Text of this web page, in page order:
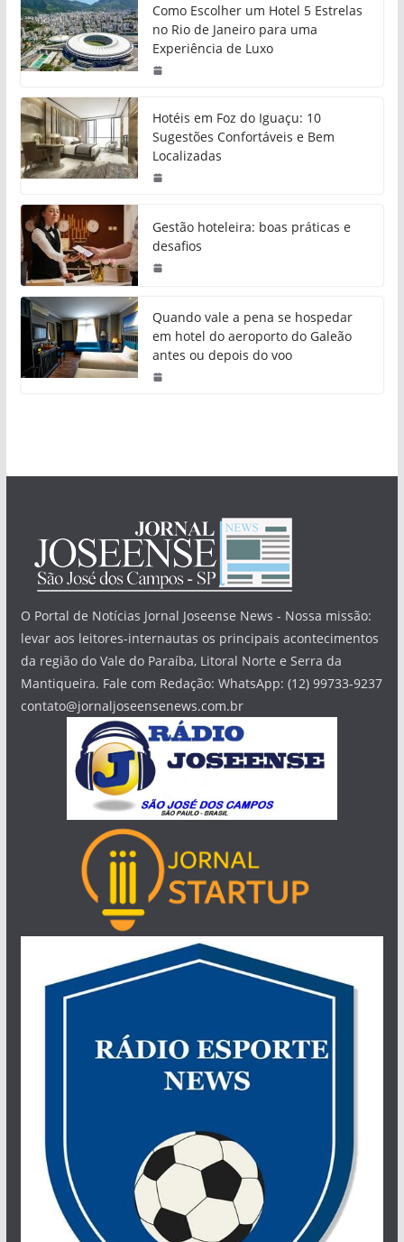
Como Escolher um Hotel 5 Estrelas
no Rio de Janeiro para uma
Experiência de Luxo
Hotéis em Foz do Iguaçu: 10
Sugestões Confortáveis e Bem
Localizadas
Gestão hoteleira: boas práticas e
desafios
Quando vale a pena se hospedar
em hotel do aeroporto do Galeão
antes ou depois do voo
O Portal de Notícias Jornal Joseense News - Nossa missão:
levar aos leitores-internautas os principais acontecimentos
da região do Vale do Paraíba, Litoral Norte e Serra da
Mantiqueira. Fale com Redação: WhatsApp: (12) 99733-9237
contato@jornaljoseensenews.com.br